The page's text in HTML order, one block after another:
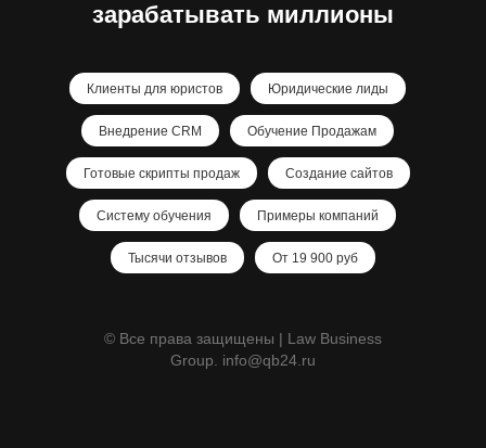
зарабатывать миллионы
Клиенты для юристов Юридические лиды
Внедрение CRM Обучение Продажам
Готовые скрипты продаж Создание сайтов
Систему обучения Примеры компаний
Тысячи отзывов От 19 900 руб
© Все права защищены | Law Business
Group. info@qb24.ru